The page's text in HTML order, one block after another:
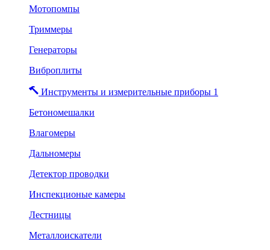
Мотопомпы
Триммеры
Генераторы
Виброплиты
Инструменты и измерительные приборы 1
Бетономешалки
Влагомеры
Дальномеры
Детектор проводки
Инспекционые камеры
Лестницы
Металлоискатели